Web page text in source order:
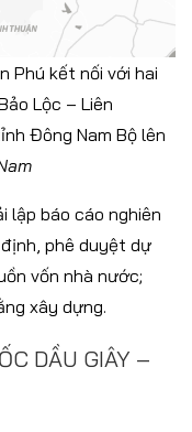
Phú kết nối với hai
Lộc – Liên
Đông Nam Bộ lên
lập báo cáo nghiên
phê duyệt dự
vốn nhà nước;
xây dựng.
DẦU GIÂY –